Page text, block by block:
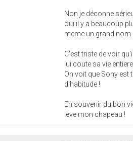
Non je déconne
oui il y a beaucoup
meme un grand nom
C'est triste de voir
lui coute sa vie
On voit que Sony
d'habitude !
En souvenir du bon
leve mon chapeau !